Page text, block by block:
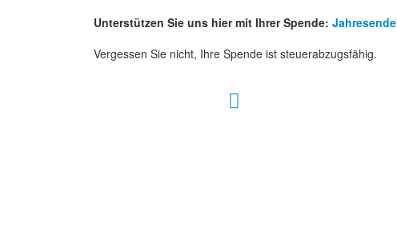
Unterstützen Sie uns hier mit Ihrer Spende: Jahresende
Vergessen Sie nicht, Ihre Spende ist steuerabzugsfähig.